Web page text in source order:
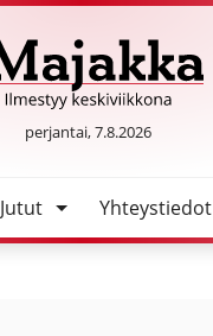
SeutuMajakka
perjantai, 7.8.2026
Jutut Yhteystiedot